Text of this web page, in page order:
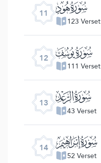
11 ﮗ
123 Verset
12 ﮘ
111 Verset
13 ﮙ
43 Verset
14 ﮚ
52 Verset